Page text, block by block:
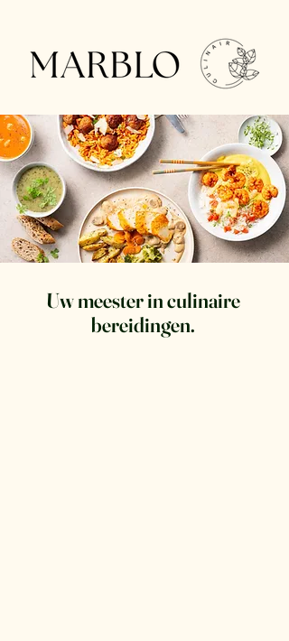
Uw meester in culinaire
bereidingen.